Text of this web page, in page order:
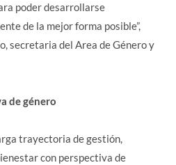
poder desarrollarse
de la mejor forma posible”,
secretaria del Area de Género y
de género
trayectoria de gestión,
con perspectiva de